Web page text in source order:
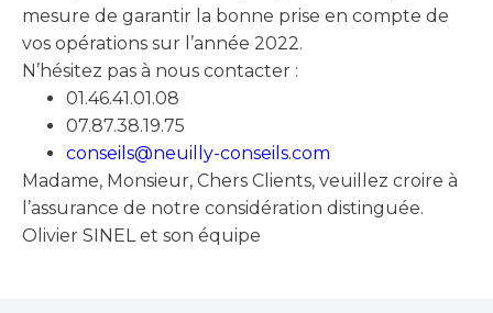
mesure de garantir la bonne prise en compte de
vos opérations sur l’année 2022.
N’hésitez pas à nous contacter :
01.46.41.01.08
07.87.38.19.75
conseils@neuilly-conseils.com
Madame, Monsieur, Chers Clients, veuillez croire à
l’assurance de notre considération distinguée.
Olivier SINEL et son équipe